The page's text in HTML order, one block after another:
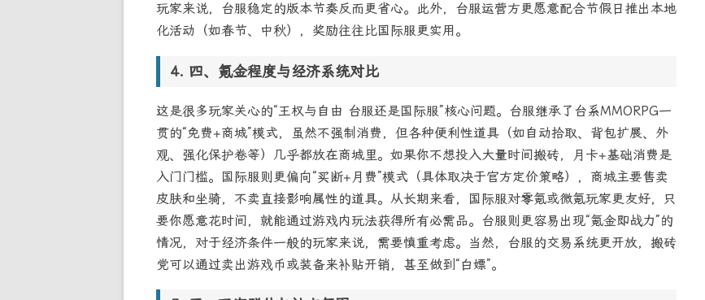
玩家来说，台服稳定的版本节奏反而更省心。此外，台服运营方更愿意配合节假日推出本地
化活动（如春节、中秋），奖励往往比国际服更实用。
四、氪金程度与经济系统对比
这是很多玩家关心的“王权与自由 台服还是国际服”核心问题。台服继承了台系MMORPG一
贯的“免费+商城”模式，虽然不强制消费，但各种便利性道具（如自动拾取、背包扩展、外
观、强化保护卷等）几乎都放在商城里。如果你不想投入大量时间搬砖，月卡+基础消费是
入门门槛。国际服则更偏向“买断+月费”模式（具体取决于官方定价策略），商城主要售卖
皮肤和坐骑，不卖直接影响属性的道具。从长期来看，国际服对零氪或微氪玩家更友好，只
要你愿意花时间，就能通过游戏内玩法获得所有必需品。台服则更容易出现“氪金即战力”的
情况，对于经济条件一般的玩家来说，需要慎重考虑。当然，台服的交易系统更开放，搬砖
党可以通过卖出游戏币或装备来补贴开销，甚至做到“白嫖”。